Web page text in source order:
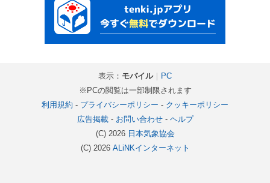
表示： モバイル｜
PC
※PCの閲覧は一部制限されます
利用規約 - プライバシーポリシー - クッキーポリシー
広告掲載- お問い合わせ- ヘルプ
(C) 2026 日本気象協会
(C) 2026 ALiNKインターネット